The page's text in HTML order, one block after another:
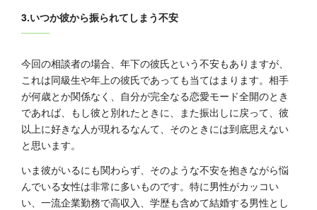
3.いつか彼から振られてしまう不安
今回の相談者の場合、年下の彼氏という不安もありますが、
これは同級生や年上の彼氏であっても当てはまります。相手
が何歳とか関係なく、自分が完全なる恋愛モード全開のとき
であれば、もし彼と別れたときに、また振出しに戻って、彼
以上に好きな人が現れるなんて、そのときには到底思えない
と思います。
いま彼がいるにも関わらず、そのような不安を抱きながら悩
んでいる女性は非常に多いものです。特に男性がカッコい
い、一流企業勤務で高収入、学歴も含めて結婚する男性とし